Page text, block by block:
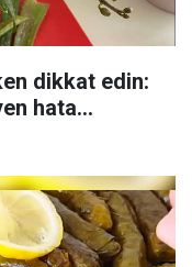
dikkat edin:
hata...